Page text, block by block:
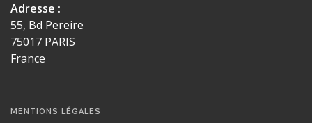
Adresse :
55, Bd Pereire
75017 PARIS
France
MENTIONS LÉGALES